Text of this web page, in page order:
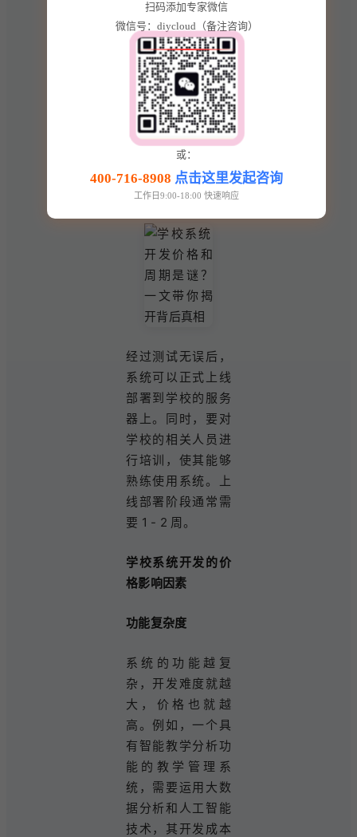
对系统进行全面的
测试，包括功能测
试、性能测试、安
全测试等。发现问
题及时进行调试和
修复。测试阶段一
般需要 1 - 2 周的
上线与部署
经过测试无误后，
系统可以正式上线
部署到学校的服务
器上。同时，要对
学校的相关人员进
行培训，使其能够
熟练使用系统。上
线部署阶段通常需
要 1 - 2 周。
学校系统开发的价
格影响因素
功能复杂度
系统的功能越复
杂，开发难度就越
大，价格也就越
高。例如，一个具
有智能教学分析功
能的教学管理系
统，需要运用大数
据分析和人工智能
技术，其开发成本
扫码添加专家微信
微信号：diycloud（备注咨询）
或：
400-716-8908 点击这里发起咨询
工作日9:00-18:00 快速响应